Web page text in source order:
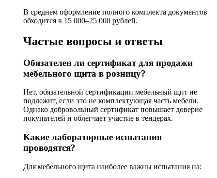
В среднем оформление полного комплекта документов
обходится в 15 000–25 000 рублей.
Частые вопросы и ответы
Обязателен ли сертификат для продажи
мебельного щита в розницу?
Нет, обязательной сертификации мебельный щит не
подлежит, если это не комплектующая часть мебели.
Однако добровольный сертификат повышает доверие
покупателей и облегчает участие в тендерах.
Какие лабораторные испытания
проводятся?
Для мебельного щита наиболее важны испытания на: